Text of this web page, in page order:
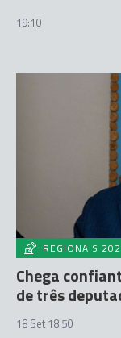
19:10
REGIONAIS
Chega
de três
18 Set 18:50